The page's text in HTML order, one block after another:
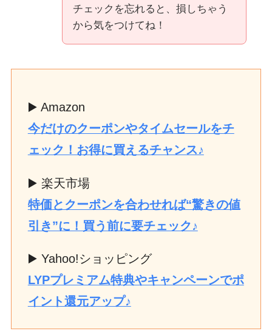
チェックを忘れると、損しちゃう
から気をつけてね！
▶️ Amazon
今だけのクーポンやタイムセールをチ
ェック！お得に買えるチャンス♪
▶️ 楽天市場
特価とクーポンを合わせれば“驚きの値
引き”に！買う前に要チェック♪
▶️ Yahoo!ショッピング
LYPプレミアム特典やキャンペーンでポ
イント還元アップ♪